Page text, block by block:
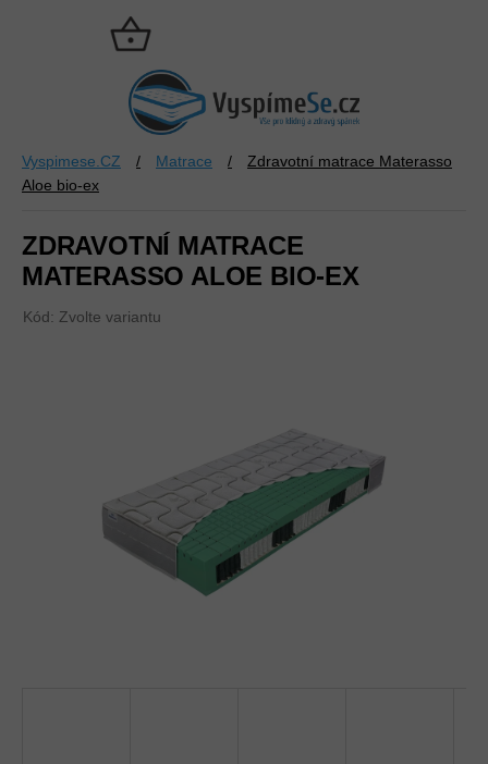
NÁKUPNÍ
KOŠÍK
Vyspimese.CZ / Matrace /
Zdravotní matrace Materasso
Aloe bio-ex
ZDRAVOTNÍ MATRACE
MATERASSO ALOE BIO-EX
Kód: Zvolte variantu